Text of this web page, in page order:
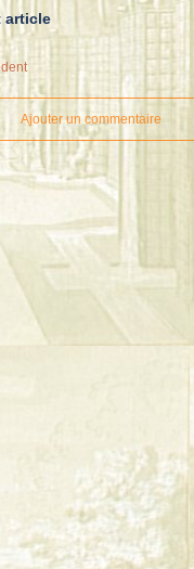
article
Ajouter un commentaire